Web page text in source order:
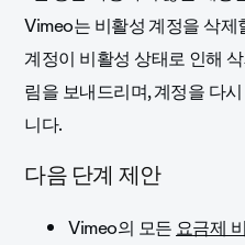
Vimeo는 비활성 계정을 삭
계정이 비활성 상태로 인해
림을 보내드리며, 계정을 다
니다.
다음 단계 제안
Vimeo의 모든요금제